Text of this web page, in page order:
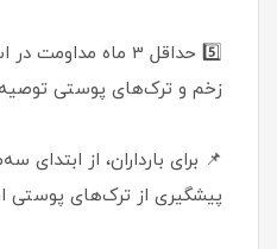
5️⃣ حداقل 3 ماه
زخم و ترک‌های پوستی
📌 برای بارداران، از ابتدای
پیشگیری از ترک‌های پوستی